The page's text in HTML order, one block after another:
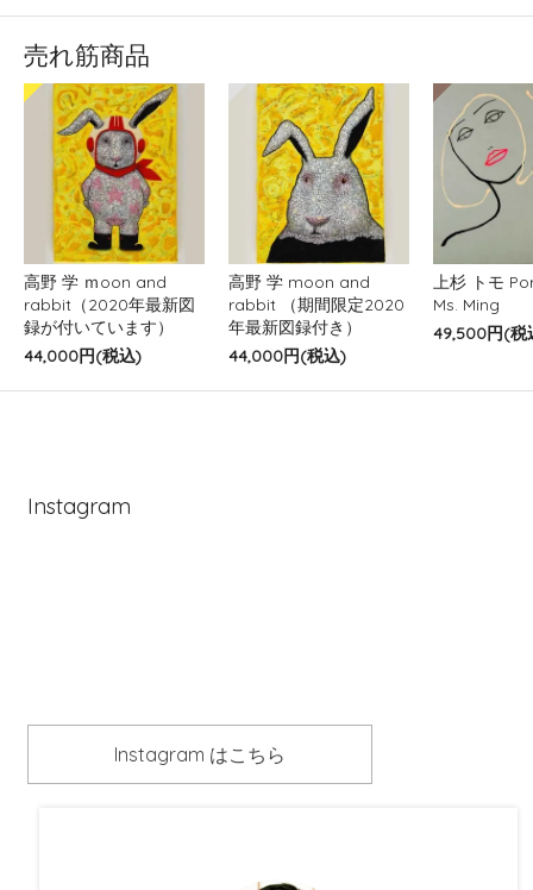
売れ筋商品
高野 学 ｍoon and
rabbit（2020年最新図
録が付いています）
44,000円(税込)
高野 学 moon and
rabbit （期間限定2020
年最新図録付き）
44,000円(税込)
上杉 トモ
Ms. Ming
49,500円(税
Instagram
Instagram はこちら